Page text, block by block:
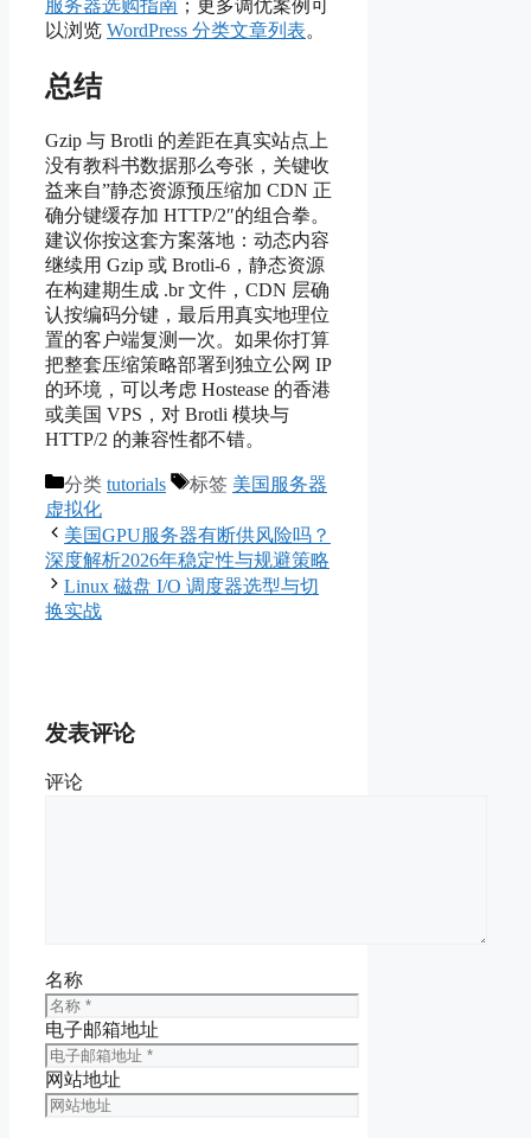
服务器选购指南 ；更多调优案例可
以浏览 WordPress 分类文章列表。
总结
Gzip 与 Brotli 的差距在真实站点上
没有教科书数据那么夸张，关键收
益来自”静态资源预压缩加 CDN 正
确分键缓存加 HTTP/2″的组合拳。
建议你按这套方案落地：动态内容
继续用 Gzip 或 Brotli-6，静态资源
在构建期生成 .br 文件，CDN 层确
认按编码分键，最后用真实地理位
置的客户端复测一次。如果你打算
把整套压缩策略部署到独立公网 IP
的环境，可以考虑 Hostease 的香港
或美国 VPS，对 Brotli 模块与
HTTP/2 的兼容性都不错。
分类 tutorials 标签 美国服务器
虚拟化
美国GPU服务器有断供风险吗？
深度解析2026年稳定性与规避策略
Linux 磁盘 I/O 调度器选型与切
换实战
发表评论
评论
名称
电子邮箱地址
网站地址